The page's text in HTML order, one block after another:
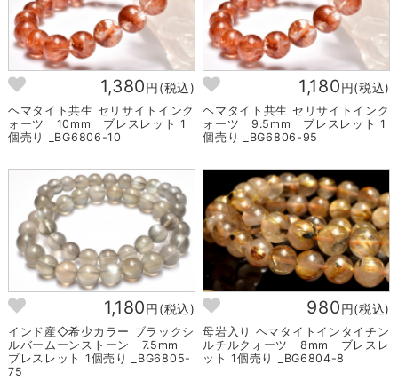
1,380円(税込)
ヘマタイト共生 セリサイトインク
ォーツ 10mm ブレスレット 1
個売り _BG6806-10
1,180円(税込)
ヘマタイト共生 セリサイトインク
ォーツ 9.5mm ブレスレット 1
個売り _BG6806-95
1,180円(税込)
インド産◇希少カラー ブラックシ
ルバームーンストーン 7.5mm
ブレスレット 1個売り _BG6805-
75
980円(税込)
母岩入り ヘマタイトインタイチン
ルチルクォーツ 8mm ブレスレ
ット 1個売り _BG6804-8